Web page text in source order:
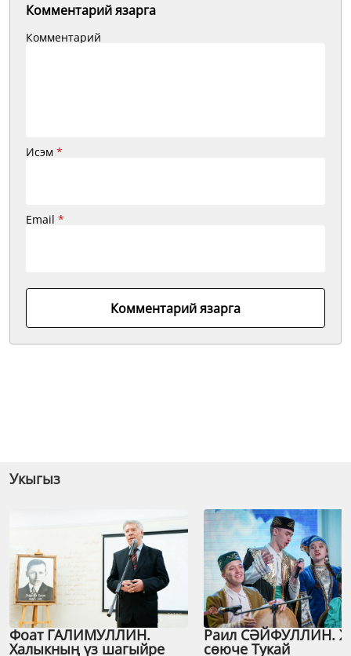
Комментарий язарга
Комментарий
Исэм *
Email *
Комментарий язарга
Укыгыз
Фоат ГАЛИМУЛЛИН.
Халыкның үз шагыйре
Раил СӘЙФУЛЛИН.
сөюче Тукай